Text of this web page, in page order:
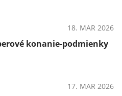
18. MAR 2026
konanie-podmienky
17. MAR 2026